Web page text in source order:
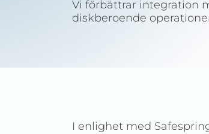
Vi förbättrar integration
diskberoende
I enlighet med